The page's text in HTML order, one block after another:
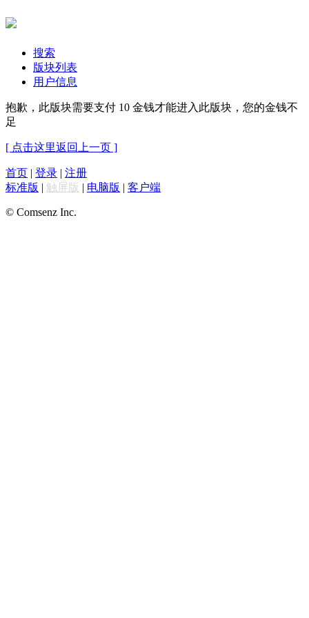
搜索
版块列表
用户信息
抱歉，此版块需要支付 10 金钱才能进入此版块，您的金钱不
足
[ 点击这里返回上一页 ]
首页 | 登录 | 注册
标准版 | 触屏版 | 电脑版 | 客户端
© Comsenz Inc.